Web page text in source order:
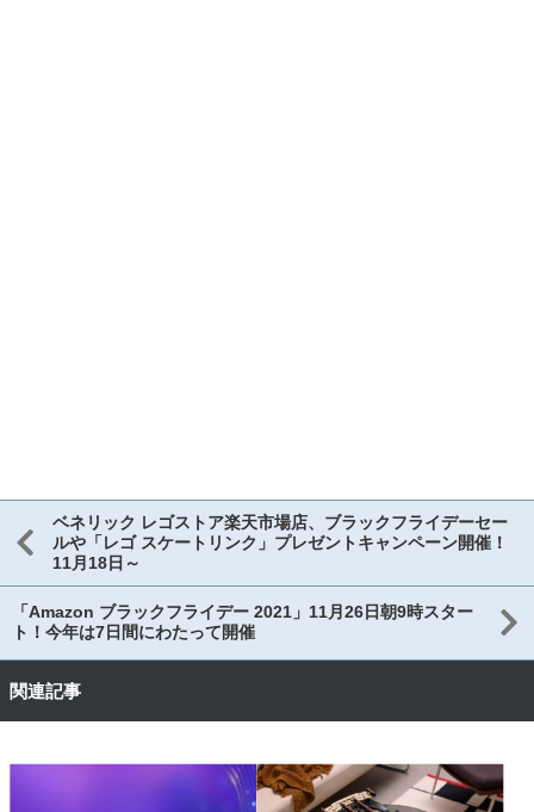
ベネリック レゴストア楽天市場店、ブラックフライデーセー
ルや「レゴ スケートリンク」プレゼントキャンペーン開催！
11月18日～
「Amazon ブラックフライデー 2021」11月26日朝9時スター
ト！今年は7日間にわたって開催
関連記事